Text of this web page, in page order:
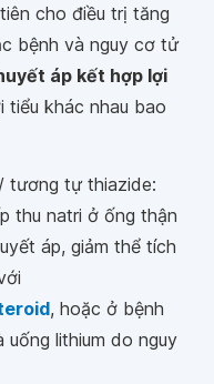
cho điều trị tăng
bệnh và nguy cơ tử
áp kết hợp lợi
tiểu khác nhau bao
tương tự thiazide:
thu natri ở ống thận
áp, giảm thể tích
, hoặc ở bệnh
uống lithium do nguy